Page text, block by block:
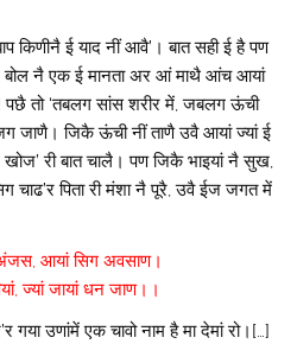
किणीनै ई याद नीं आवै’। बात सही ई है पण
बोल नै एक ई मानता अर आं माथै आंच आयां
पछै तो ‘तबलग सांस शरीर में, जबलग ऊंची
जाणै। जिकै ऊंची नीं ताणै उवै आयां ज्यां ई
खोज’ री बात चालै। पण जिकै भाइयां नै सुख,
पिता री मंशा नै पूरै, उवै ईज जगत में
आयां सिग अवसाण।
ज्यां जायां धन जाण।।
उणांमें एक चावो नाम है मा देमां रो।[…]